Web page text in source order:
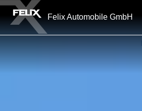
Felix Automobile GmbH